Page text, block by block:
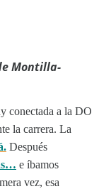
Montilla-
conectada a la DO
la carrera. La
Después
e íbamos
vez, esa